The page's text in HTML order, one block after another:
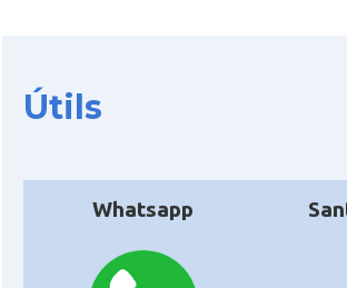
Útils
Whatsapp